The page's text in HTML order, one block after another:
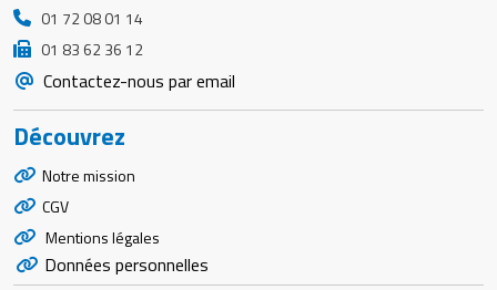
01 72 08 01 14
01 83 62 36 12
Contactez-nous par email
Découvrez
Notre mission
CGV
Mentions légales
Données personnelles